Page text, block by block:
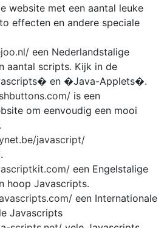
website met een aantal leuke
effecten en andere speciale
een Nederlandstalige
aantal scripts. Kijk in de
en �Java-Applets�.
is een
om eenvoudig een mooi
javascript/
een Engelstalige
hoop Javascripts.
een Internationale
Javascripts